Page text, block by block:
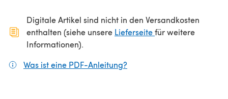
Digitale Artikel sind nicht in den Versandkosten
enthalten (siehe unsere Lieferseite(öffnet sich in
für weitere
Informationen).
Was ist eine PDF-Anleitung?